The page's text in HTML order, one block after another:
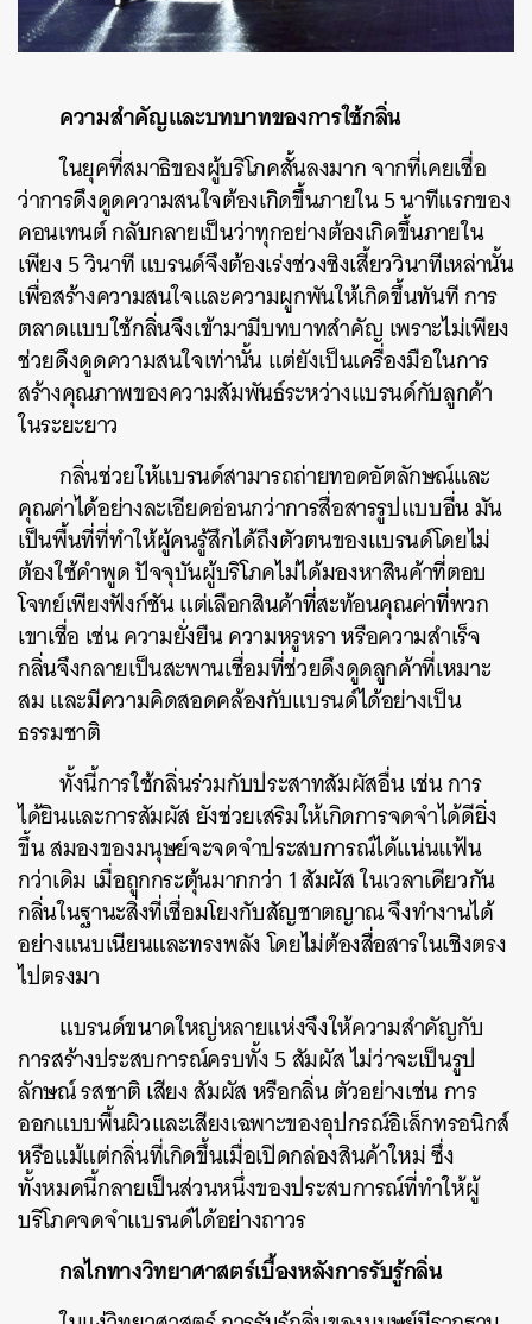
ความสำคัญและบทบาทของการใช้กลิ่น
ในยุคที่สมาธิของผู้บริโภคสั้นลงมาก จากที่เคยเชื่อ
ว่าการดึงดูดความสนใจต้องเกิดขึ้นภายใน 5 นาทีแรกของ
คอนเทนต์ กลับกลายเป็นว่าทุกอย่างต้องเกิดขึ้นภายใน
เพียง 5 วินาที แบรนด์จึงต้องเร่งช่วงชิงเสี้ยววินาทีเหล่านั้น
เพื่อสร้างความสนใจและความผูกพันให้เกิดขึ้นทันที การ
ตลาดแบบใช้กลิ่นจึงเข้ามามีบทบาทสำคัญ เพราะไม่เพียง
ช่วยดึงดูดความสนใจเท่านั้น แต่ยังเป็นเครื่องมือในการ
สร้างคุณภาพของความสัมพันธ์ระหว่างแบรนด์กับลูกค้า
ในระยะยาว
กลิ่นช่วยให้แบรนด์สามารถถ่ายทอดอัตลักษณ์และ
คุณค่าได้อย่างละเอียดอ่อนกว่าการสื่อสารรูปแบบอื่น มัน
เป็นพื้นที่ที่ทำให้ผู้คนรู้สึกได้ถึงตัวตนของแบรนด์โดยไม่
ต้องใช้คำพูด ปัจจุบันผู้บริโภคไม่ได้มองหาสินค้าที่ตอบ
โจทย์เพียงฟังก์ชัน แต่เลือกสินค้าที่สะท้อนคุณค่าที่พวก
เขาเชื่อ เช่น ความยั่งยืน ความหรูหรา หรือความสำเร็จ
กลิ่นจึงกลายเป็นสะพานเชื่อมที่ช่วยดึงดูดลูกค้าที่เหมาะ
สม และมีความคิดสอดคล้องกับแบรนด์ได้อย่างเป็น
ธรรมชาติ
ทั้งนี้การใช้กลิ่นร่วมกับประสาทสัมผัสอื่น เช่น การ
ได้ยินและการสัมผัส ยังช่วยเสริมให้เกิดการจดจำได้ดียิ่ง
ขึ้น สมองของมนุษย์จะจดจำประสบการณ์ได้แน่นแฟ้น
กว่าเดิม เมื่อถูกกระตุ้นมากกว่า 1 สัมผัส ในเวลาเดียวกัน
กลิ่นในฐานะสิ่งที่เชื่อมโยงกับสัญชาตญาณ จึงทำงานได้
อย่างแนบเนียนและทรงพลัง โดยไม่ต้องสื่อสารในเชิงตรง
ไปตรงมา
แบรนด์ขนาดใหญ่หลายแห่งจึงให้ความสำคัญกับ
การสร้างประสบการณ์ครบทั้ง 5 สัมผัส ไม่ว่าจะเป็นรูป
ลักษณ์ รสชาติ เสียง สัมผัส หรือกลิ่น ตัวอย่างเช่น การ
ออกแบบพื้นผิวและเสียงเฉพาะของอุปกรณ์อิเล็กทรอนิกส์
หรือแม้แต่กลิ่นที่เกิดขึ้นเมื่อเปิดกล่องสินค้าใหม่ ซึ่ง
ทั้งหมดนี้กลายเป็นส่วนหนึ่งของประสบการณ์ที่ทำให้ผู้
บริโภคจดจำแบรนด์ได้อย่างถาวร
กลไกทางวิทยาศาสตร์เบื้องหลังการรับรู้กลิ่น